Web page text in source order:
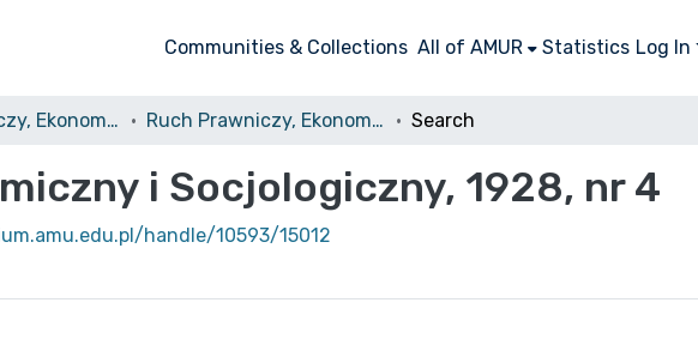
Communities & Collections All of AMUR Statistics Log In
Ruch Prawniczy, Ekonomiczny i Socjologiczny Ruch Prawniczy, Ekonomiczny i Socjologiczny, 1928, nr 4 Search
i Socjologiczny, 1928, nr 4
handle/10593/15012